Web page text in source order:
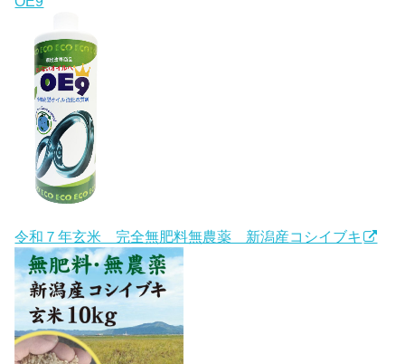
令和７年玄米 完全無肥料無農薬 新潟産コシイブキ